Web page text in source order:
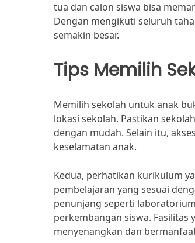
tua dan calon siswa bisa
Dengan mengikuti seluruh
semakin besar.
Tips Memilih
Memilih sekolah untuk anak
lokasi sekolah. Pastikan
dengan mudah. Selain itu,
keselamatan anak.
Kedua, perhatikan kurikulum
pembelajaran yang sesuai
penunjang seperti
perkembangan siswa.
menyenangkan dan